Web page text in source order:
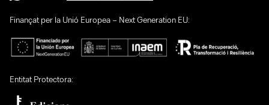
Finançat per la Unió Europea – Next Generation EU:
Entitat Protectora: